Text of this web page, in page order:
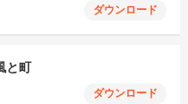
ダウンロード
と町
ダウンロード